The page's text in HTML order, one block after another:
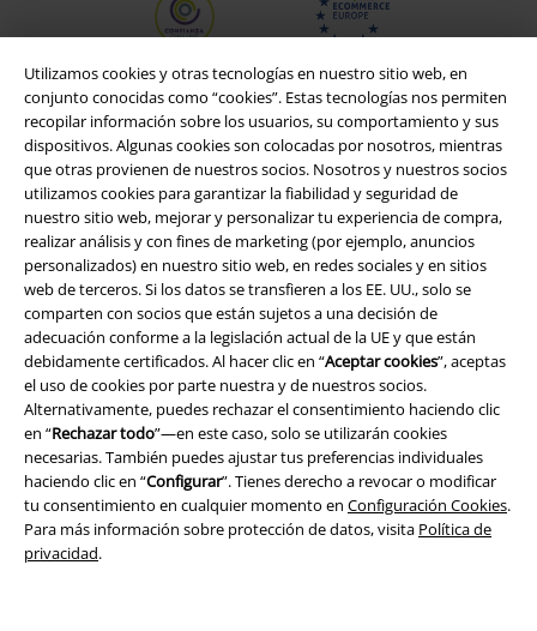
Utilizamos cookies y otras tecnologías en nuestro sitio web, en
conjunto conocidas como “cookies”. Estas tecnologías nos permiten
recopilar información sobre los usuarios, su comportamiento y sus
dispositivos. Algunas cookies son colocadas por nosotros, mientras
que otras provienen de nuestros socios. Nosotros y nuestros socios
utilizamos cookies para garantizar la fiabilidad y seguridad de
nuestro sitio web, mejorar y personalizar tu experiencia de compra,
realizar análisis y con fines de marketing (por ejemplo, anuncios
personalizados) en nuestro sitio web, en redes sociales y en sitios
web de terceros. Si los datos se transfieren a los EE. UU., solo se
comparten con socios que están sujetos a una decisión de
adecuación conforme a la legislación actual de la UE y que están
debidamente certificados. Al hacer clic en “Aceptar cookies”, aceptas
el uso de cookies por parte nuestra y de nuestros socios.
Alternativamente, puedes rechazar el consentimiento haciendo clic
en “Rechazar todo”—en este caso, solo se utilizarán cookies
necesarias. También puedes ajustar tus preferencias individuales
haciendo clic en “Configurar”. Tienes derecho a revocar o modificar
tu consentimiento en cualquier momento en Configuración Cookies.
Para más información sobre protección de datos, visita Política de
privacidad.
Legal
Términos y Condiciones
Aviso Legal
Ley protección de datos
Eliminación de residuos y protección del medioambiente
Declaración de Conformidad